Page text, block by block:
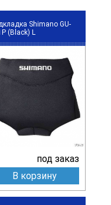
Shimano GU-
(Black) L
под заказ
В корзину